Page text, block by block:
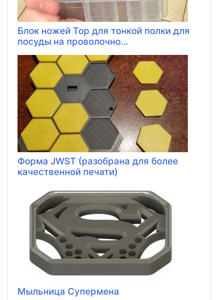
Блок ножей Top для тонкой полки для
посуды на проволочно...
Форма JWST (разобрана для более
качественной печати)
Мыльница Супермена